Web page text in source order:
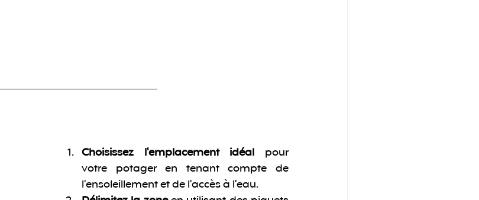
Choisissez l'emplacement idéal pour
votre potager en tenant compte de
l'ensoleillement et de l'accès à l'eau.